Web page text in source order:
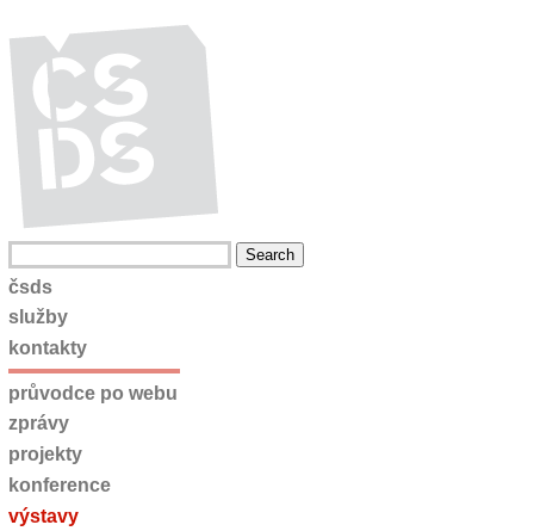
čsds
služby
kontakty
průvodce po webu
zprávy
projekty
konference
výstavy